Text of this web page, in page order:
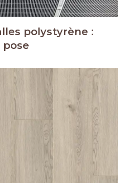
polystyrène :